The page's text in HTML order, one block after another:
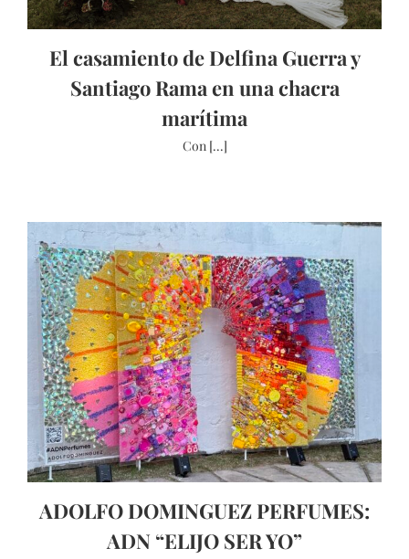
El casamiento de Delfina Guerra y
Santiago Rama en una chacra
marítima
Con [...]
ADOLFO DOMINGUEZ PERFUMES:
ADN “ELIJO SER YO”